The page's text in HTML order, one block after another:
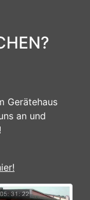
Gerätehaus
an und